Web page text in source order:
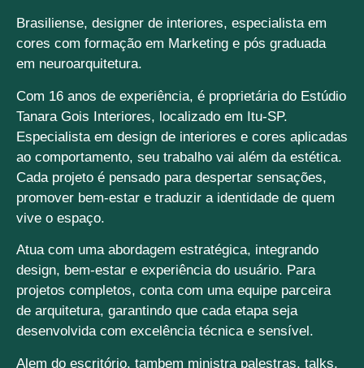
Brasiliense, designer de interiores, especialista em
cores com formação em Marketing e pós graduada
em neuroarquitetura.
Com 16 anos de experiência, é proprietária do Estúdio
Tanara Gois Interiores, localizado em Itu-SP.
Especialista em design de interiores e cores aplicadas
ao comportamento, seu trabalho vai além da estética.
Cada projeto é pensado para despertar sensações,
promover bem-estar e traduzir a identidade de quem
vive o espaço.
Atua com uma abordagem estratégica, integrando
design, bem-estar e experiência do usuário. Para
projetos completos, conta com uma equipe parceira
de arquitetura, garantindo que cada etapa seja
desenvolvida com excelência técnica e sensível.
Alem do escritório, tambem ministra palestras, talks,